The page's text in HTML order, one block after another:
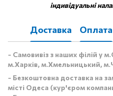
індивідуальні
Доставка Оплата
- Самовивіз з наших філій у
м.Харків, м.Хмельницький,
- Безкоштовна доставка на
місті Одеса (кур'єром